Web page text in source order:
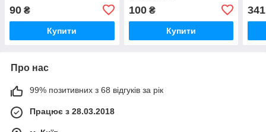
90 ₴
Купити
100₴
Купити
341
Про нас
99% позитивних з 68 відгуків за рік
Працює з 28.03.2018